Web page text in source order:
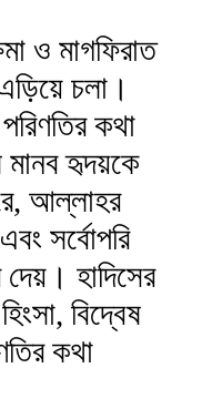
ও মাগফিরাত
চলা।
কথা
মানব হৃদয়কে
আল্লাহর
সর্বোপরি
হাদিসের
বিদ্বেষ
কথা